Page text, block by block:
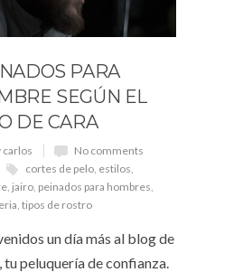
PARA
SEGÚN EL
DE CARA
carlos
No comments
cortes de pelo estilos
jairo peinados para hombres
tipos de rostro
un día más al blog de
tu peluquería de confianza.